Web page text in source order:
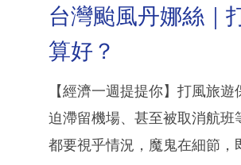
台灣颱風丹娜絲｜
算好？
【經濟一週提提你】打風旅
迫滯留機場、甚至被取消航
都要視乎情況，魔鬼在細節，